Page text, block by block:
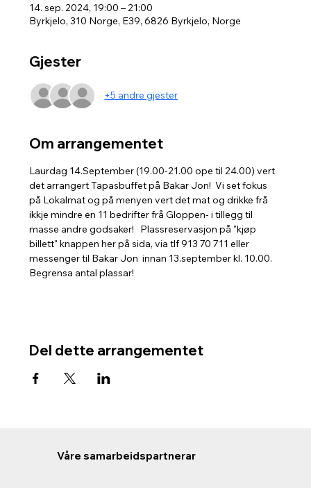
14. sep. 2024, 19:00 – 21:00
Byrkjelo, 310 Norge, E39, 6826 Byrkjelo, Norge
Gjester
+5 andre gjester
Om arrangementet
Laurdag 14.September (19.00-21.00 ope til 24.00) vert
det arrangert Tapasbuffet på Bakar Jon!  Vi set fokus
på Lokalmat og på menyen vert det mat og drikke frå
ikkje mindre en 11 bedrifter frå Gloppen- i tillegg til
masse andre godsaker!   Plassreservasjon på "kjøp
billett" knappen her på sida, via tlf 913 70 711 eller
messenger til Bakar Jon  innan 13.september kl. 10.00.
Begrensa antal plassar!
Del dette arrangementet
Våre samarbeidspartnerar